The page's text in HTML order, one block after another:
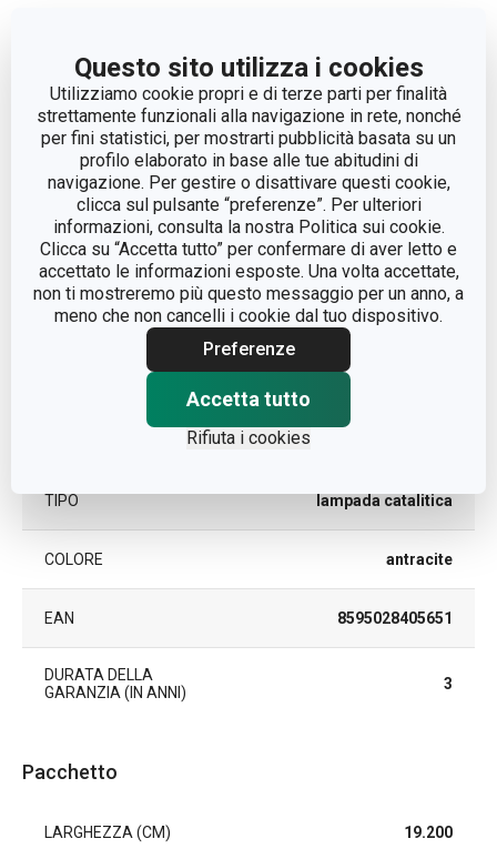
Questo sito utilizza i cookies
Utilizziamo cookie propri e di terze parti per finalità
strettamente funzionali alla navigazione in rete, nonché
per fini statistici, per mostrarti pubblicità basata su un
profilo elaborato in base alle tue abitudini di
navigazione. Per gestire o disattivare questi cookie,
clicca sul pulsante “preferenze”. Per ulteriori
informazioni, consulta la nostra Politica sui cookie.
Clicca su “Accetta tutto” per confermare di aver letto e
accettato le informazioni esposte. Una volta accettate,
non ti mostreremo più questo messaggio per un anno, a
meno che non cancelli i cookie dal tuo dispositivo.
Preferenze
Accetta tutto
Rifiuta i cookies
LUNGHEZZA (CM) 7.5
DIAMETRO (CM)
Altri parametri
CATEGORIA purificazione
metallo, vetro,
bruciatore catalitico
TIPO lampada catalitica
COLORE antracite
EAN 8595028405651
DURATA DELLA
GARANZIA (IN ANNI)
3
Pacchetto
LARGHEZZA (CM) 19.200